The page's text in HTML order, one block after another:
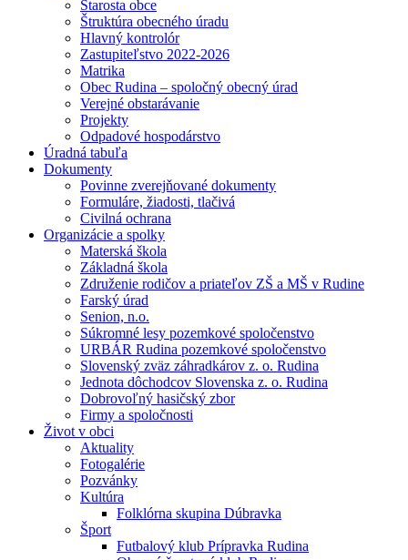
Starosta obce
Štruktúra obecného úradu
Hlavný kontrolór
Zastupiteľstvo 2022-2026
Matrika
Obec Rudina – spoločný obecný úrad
Verejné obstarávanie
Projekty
Odpadové hospodárstvo
Úradná tabuľa
Dokumenty
Povinne zverejňované dokumenty
Formuláre, žiadosti, tlačivá
Civilná ochrana
Organizácie a spolky
Materská škola
Základná škola
Združenie rodičov a priateľov ZŠ a MŠ v Rudine
Farský úrad
Senion, n.o.
Súkromné lesy pozemkové spoločenstvo
URBÁR Rudina pozemkové spoločenstvo
Slovenský zväz záhradkárov z. o. Rudina
Jednota dôchodcov Slovenska z. o. Rudina
Dobrovoľný hasičský zbor
Firmy a spoločnosti
Život v obci
Aktuality
Fotogalérie
Pozvánky
Kultúra
Folklórna skupina Dúbravka
Šport
Futbalový klub Prípravka Rudina